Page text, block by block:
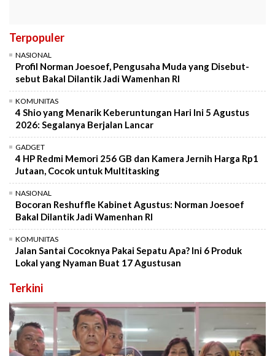
Terpopuler
NASIONAL
Profil Norman Joesoef, Pengusaha Muda yang Disebut-
sebut Bakal Dilantik Jadi Wamenhan RI
KOMUNITAS
4 Shio yang Menarik Keberuntungan Hari Ini 5 Agustus
2026: Segalanya Berjalan Lancar
GADGET
4 HP Redmi Memori 256 GB dan Kamera Jernih Harga Rp1
Jutaan, Cocok untuk Multitasking
NASIONAL
Bocoran Reshuffle Kabinet Agustus: Norman Joesoef
Bakal Dilantik Jadi Wamenhan RI
KOMUNITAS
Jalan Santai Cocoknya Pakai Sepatu Apa? Ini 6 Produk
Lokal yang Nyaman Buat 17 Agustusan
Terkini